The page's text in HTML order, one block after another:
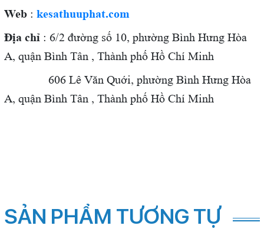
Web : kesathuuphat.com
Địa chỉ : 6/2 đường số 10, phường Bình Hưng Hòa
A, quận Bình Tân , Thành phố Hồ Chí Minh
606 Lê Văn Quới, phường Bình Hưng Hòa
A, quận Bình Tân , Thành phố Hồ Chí Minh
SẢN PHẨM TƯƠNG TỰ